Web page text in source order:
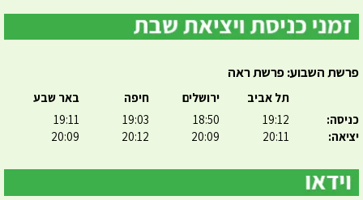
פרשת השבוע: פרשת ראה
כניסה:
יציאה:
תל אביב
19:12
20:11
ירושלים
18:50
20:09
חיפה
19:03
20:12
באר שבע
19:11
20:09